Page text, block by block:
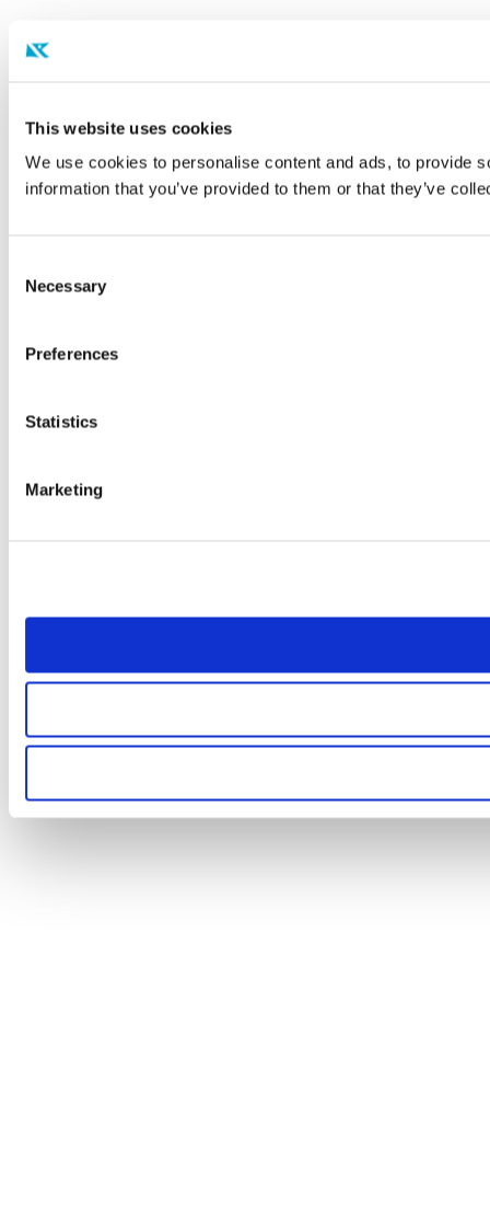
This website uses cookies
We use cookies to personalise content and ads, to provide
information that you’ve provided to them or that they’ve
Selection
Necessary
Preferences
Statistics
Marketing